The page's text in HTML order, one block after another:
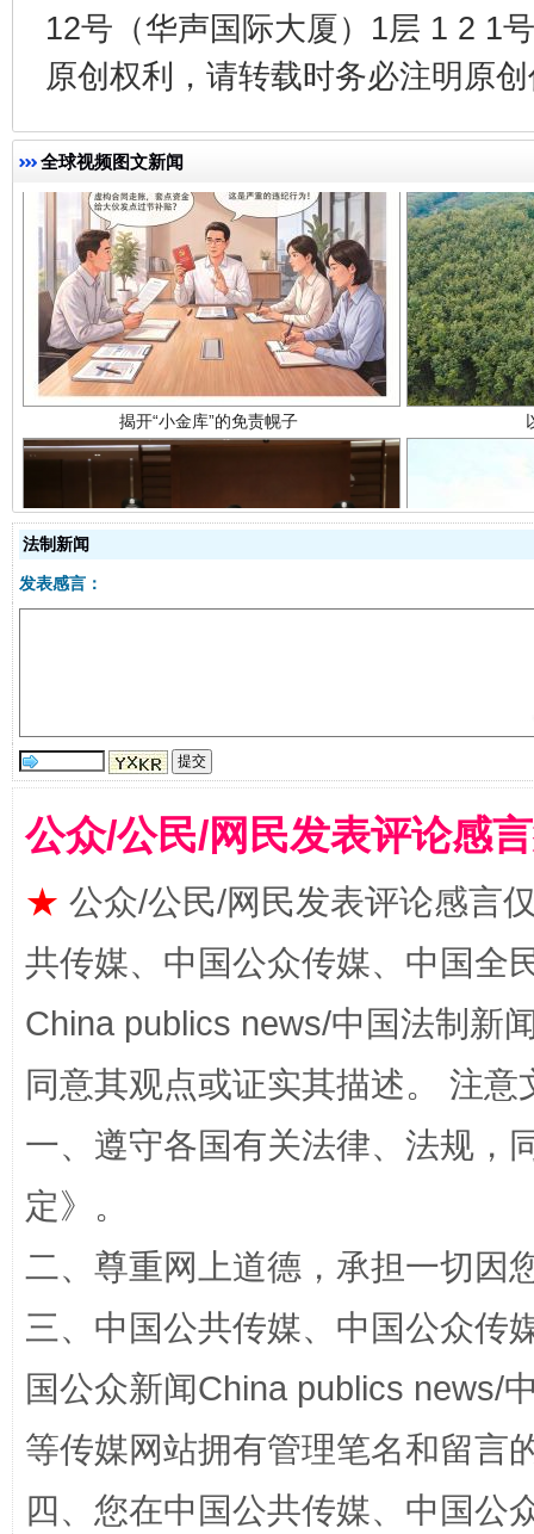
12号（华声国际大厦）1层 1 2 1
原创权利，请转载时务必注明原
全球视频图文新闻
揭开“小金库”的免责幌子
全民健身五年计划来了！等你上场
法制新闻
发表感言：
公众/公民/网民发表评论感
★ 公众/公民/网民发表评论感言
共传媒、中国公众传媒、中国全
China publics news/中国法制新
同意其观点或证实其描述。 注
一、遵守各国有关法律、法规，
定》。
二、尊重网上道德，承担一切因
三、中国公共传媒、中国公众传
国公众新闻China publics news/
等传媒网站拥有管理笔名和留言
四、您在中国公共传媒、中国公